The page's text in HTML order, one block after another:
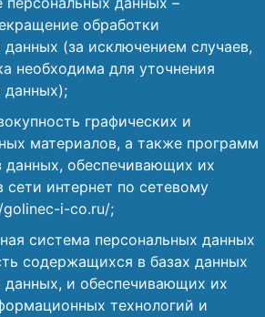
обработки
данных (за исключением случаев,
необходима для уточнения
данных);
графических и
материалов, а также программ
обеспечивающих их
сети интернет по сетевому
i-co.ru/;
система персональных данных
содержащихся в базах данных
данных, и обеспечивающих их
технологий и